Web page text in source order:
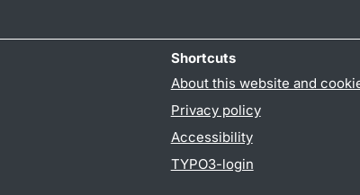
Shortcuts
About this website and
Privacy policy
Accessibility
TYPO3-login